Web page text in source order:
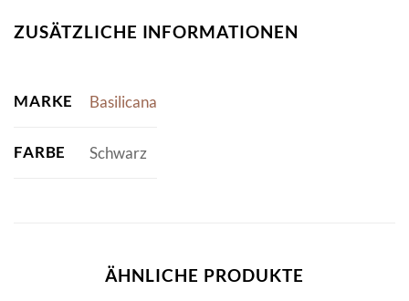
ZUSÄTZLICHE INFORMATIONEN
MARKE Basilicana
FARBE Schwarz
ÄHNLICHE PRODUKTE